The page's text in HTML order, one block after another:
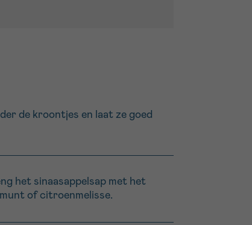
de kroontjes en laat ze goed
het sinaasappelsap met het
of citroenmelisse.